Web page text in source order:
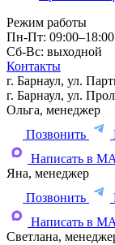
Режим работы
Пн-Пт: 09:00–18:00
Сб-Вс: выходной
Контакты
г. Барнаул, ул.
г. Барнаул, ул.
Ольга, менеджер
Позвонить
Написать в
Яна, менеджер
Позвонить
Написать в
Светлана,